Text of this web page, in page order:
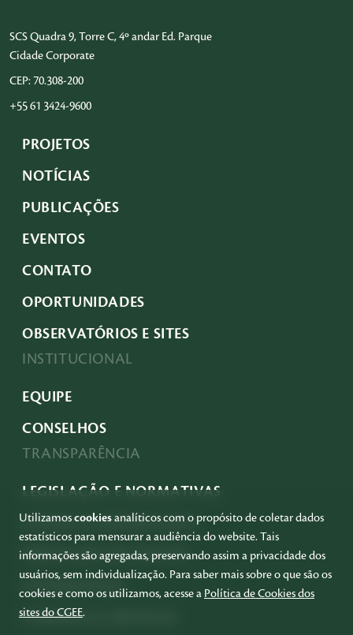
SCS Quadra 9, Torre C, 4º andar Ed. Parque
Cidade Corporate
CEP: 70.308-200
+55 61 3424-9600
PROJETOS
NOTÍCIAS
PUBLICAÇÕES
EVENTOS
CONTATO
OPORTUNIDADES
OBSERVATÓRIOS E SITES
INSTITUCIONAL
EQUIPE
CONSELHOS
TRANSPARÊNCIA
LEGISLAÇÃO E NORMATIVAS
ACESSO À INFORMAÇÃO
PRESTAÇÃO DE CONTAS
GOVERNANÇA
COMPRAS E SERVIÇOS
Utilizamoscookiesanalíticos com o propósito de coletar dados
estatísticos para mensurar a audiência do website. Tais
informações são agregadas, preservando assim a privacidade dos
usuários, sem individualização. Para saber mais sobre o que são os
cookies e como os utilizamos, acesse a Política de Cookies dos
sites do CGEE.